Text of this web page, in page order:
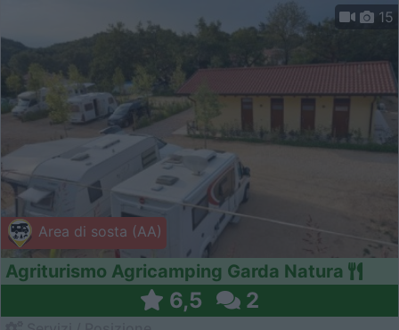
Area di sosta (AA)
15
Agriturismo Agricamping Garda Natura
6,5 2